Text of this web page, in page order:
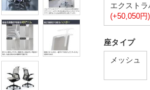
エクスト
(+50,050円)
座タイプ
メッシュ